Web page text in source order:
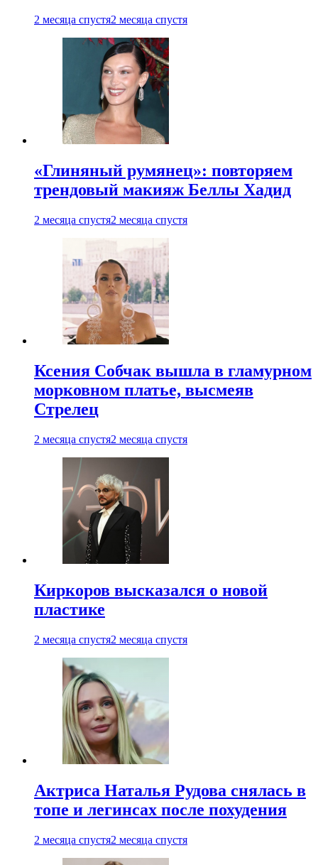
2 месяца спустя2 месяца спустя
«Глиняный румянец»: повторяем
трендовый макияж Беллы Хадид
2 месяца спустя2 месяца спустя
Ксения Собчак вышла в гламурном
морковном платье, высмеяв
Стрелец
2 месяца спустя2 месяца спустя
Киркоров высказался о новой
пластике
2 месяца спустя2 месяца спустя
Актриса Наталья Рудова снялась в
топе и легинсах после похудения
2 месяца спустя2 месяца спустя